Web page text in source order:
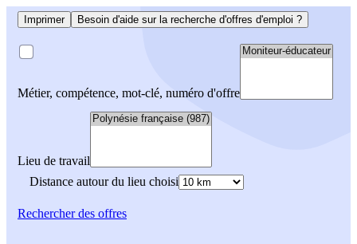
Imprimer Besoin d'aide sur la recherche d'offres d'emploi ?
Métier, compétence, mot-clé, numéro d'offre
Lieu de travail
Distance autour du lieu choisi
Rechercherdes offres